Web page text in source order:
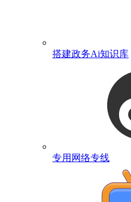
搭建政务Ai知识库
专用网络专线